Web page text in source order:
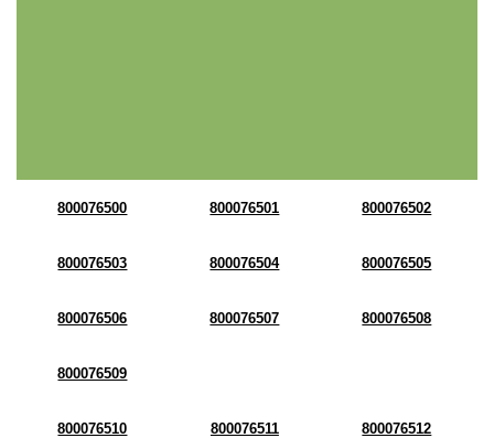
800076500 800076501 800076502
800076503 800076504 800076505
800076506 800076507 800076508
800076509
800076510 800076511 800076512